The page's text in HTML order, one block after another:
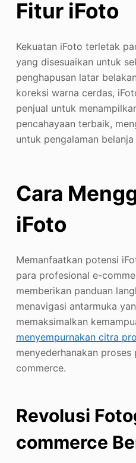
Fitur iFoto
Kekuatan iFoto terletak
yang disesuaikan untuk
penghapusan latar
koreksi warna cerdas,
penjual untuk
pencahayaan terbaik,
untuk pengalaman belanja
Cara
iFoto
Memanfaatkan potensi
para profesional e-
memberikan panduan
menavigasi antarmuka
memaksimalkan
menyempurnakan citra
menyederhanakan
commerce.
Revolusi
commerce